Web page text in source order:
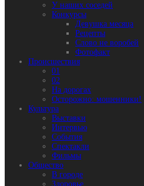
У наших соседей
Конкурсы
Девушка месяца
Рецепты
Слово не воробей
Фотофакт
Происшествия
01
02
На дорогах
Осторожно: мошенники!
Культура
Выставки
Интервью
События
Спектакли
Фильмы
Общество
В городе
Здоровье